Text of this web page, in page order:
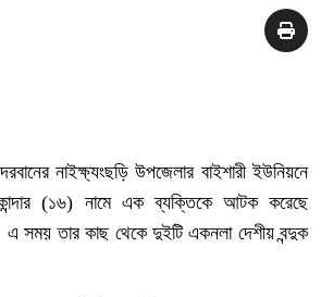
নাইক্ষ্যংছড়ি উপজেলার বাইশারী ইউনিয়নে
(১৬) নামে এক ব্যক্তিকে আটক করেছে
এ সময় তার কাছ থেকে দুইটি একনলা দেশীয় বন্দুক